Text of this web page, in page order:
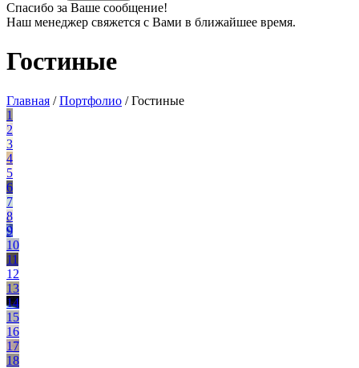
Спасибо за Ваше сообщение!
Наш менеджер свяжется с Вами в ближайшее время.
Гостиные
Главная /Портфолио /Гостиные
1
2
3
4
5
6
7
8
9
10
11
12
13
14
15
16
17
18